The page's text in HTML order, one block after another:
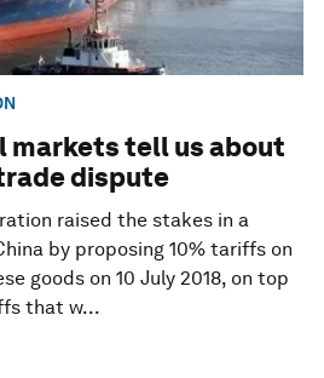
markets tell us about
dispute
raised the stakes in a
by proposing 10% tariffs on
goods on 10 July 2018, on top
that w...